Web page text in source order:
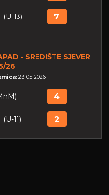
13) 7
- SREDIŠTE SJEVER
26
23-05-2026
4
11) 2